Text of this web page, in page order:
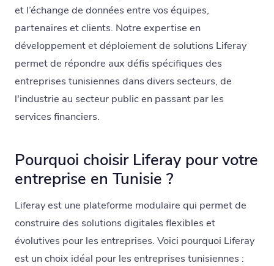
et l’échange de données entre vos équipes,
partenaires et clients. Notre expertise en
développement et déploiement de solutions Liferay
permet de répondre aux défis spécifiques des
entreprises tunisiennes dans divers secteurs, de
l'industrie au secteur public en passant par les
services financiers.
Pourquoi choisir Liferay pour votre
entreprise en Tunisie ?
Liferay est une plateforme modulaire qui permet de
construire des solutions digitales flexibles et
évolutives pour les entreprises. Voici pourquoi Liferay
est un choix idéal pour les entreprises tunisiennes :